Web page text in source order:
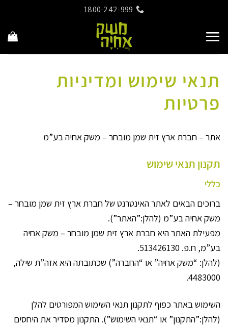
content
1800-242-999
תנאי שימוש ומדיניות
פרטיות
אתר – חברת ארץ זית שמן מובחר – משק אחיה בע”מ
תקנון תנאי שימוש
כללי
ברוכים הבאים לאתר האינטרנט של חברת ארץ זית שמן מובחר –
משק אחיה בע”מ (להלן:”האתר”).
מפעילת האתר היא חברת ארץ זית שמן מובחר – משק אחיה
בע”מ, ח.פ. 513426130.
(להלן: “משק אחיה” או “החברה”) שכתובתה היא אזה”ת שילה,
4483000.
השימוש באתר כפוף לתקנון תנאי השימוש המפורטים להלן
(להלן:”התקנון” או “תנאי השימוש”). התקנון מסדיר את היחסים